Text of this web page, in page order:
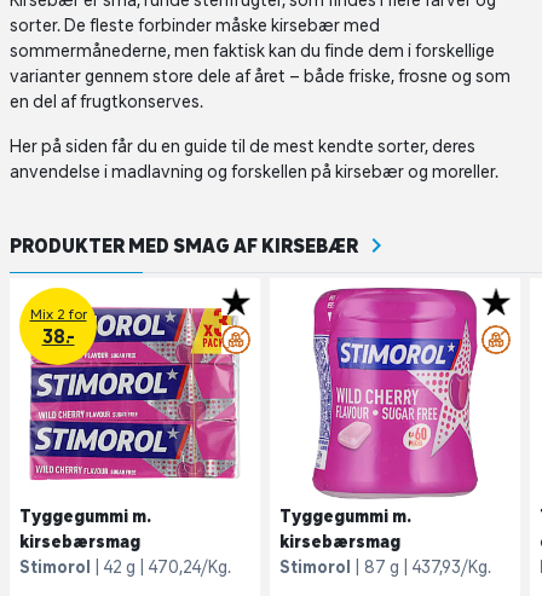
sorter. De fleste forbinder måske kirsebær med
sommermånederne, men faktisk kan du finde dem i forskellige
varianter gennem store dele af året – både friske, frosne og som
en del af frugtkonserves.
Her på siden får du en guide til de mest kendte sorter, deres
anvendelse i madlavning og forskellen på kirsebær og moreller.
PRODUKTER MED SMAG AF KIRSEBÆR
Mix 2 for
38.-
Tyggegummi m.
kirsebærsmag
Stimorol
42 g 470,24/Kg.
Tyggegummi m.
kirsebærsmag
Stimorol
87 g 437,93/Kg.